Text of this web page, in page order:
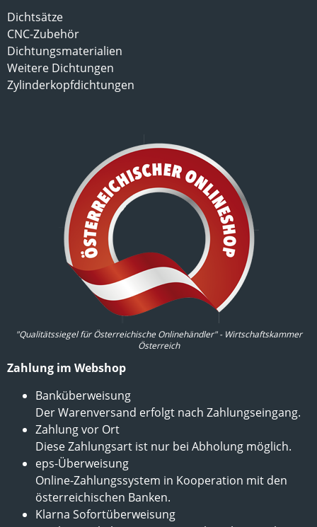
Dichtsätze
CNC-Zubehör
Dichtungsmaterialien
Weitere Dichtungen
Zylinderkopfdichtungen
"Qualitätssiegel für Österreichische Onlinehändler" - Wirtschaftskammer
Österreich
Zahlung im Webshop
Banküberweisung
Der Warenversand erfolgt nach Zahlungseingang.
Zahlung vor Ort
Diese Zahlungsart ist nur bei Abholung möglich.
eps-Überweisung
Online-Zahlungssystem in Kooperation mit den
österreichischen Banken.
Klarna Sofortüberweisung